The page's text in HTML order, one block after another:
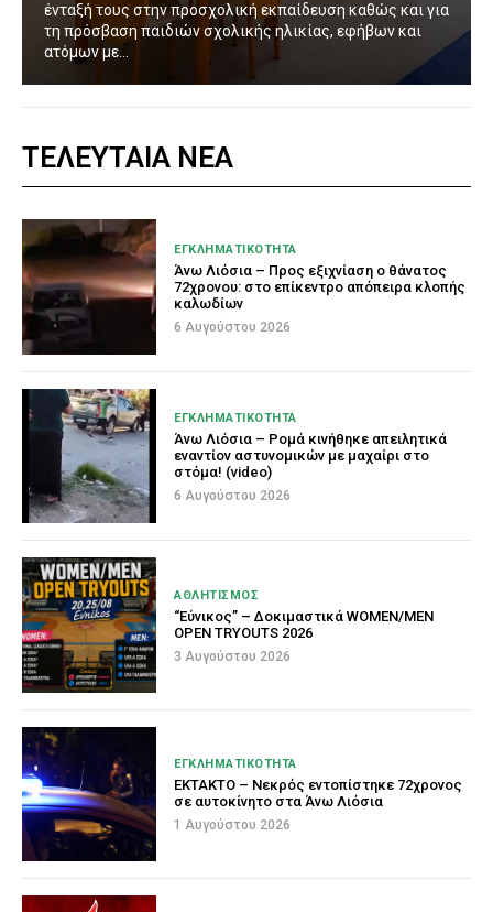
ένταξή τους στην προσχολική εκπαίδευση καθώς και για
τη πρόσβαση παιδιών σχολικής ηλικίας, εφήβων και
ατόμων με...
ΤΕΛΕΥΤΑΙΑ ΝΕΑ
ΕΓΚΛΗΜΑΤΙΚΟΤΗΤΑ
Άνω Λιόσια – Προς εξιχνίαση ο θάνατος
72χρονου: στο επίκεντρο απόπειρα κλοπής
καλωδίων
6 Αυγούστου 2026
ΕΓΚΛΗΜΑΤΙΚΟΤΗΤΑ
Άνω Λιόσια – Ρομά κινήθηκε απειλητικά
εναντίον αστυνομικών με μαχαίρι στο
στόμα! (video)
6 Αυγούστου 2026
ΑΘΛΗΤΙΣΜΟΣ
“Εύνικος” – Δοκιμαστικά WOMEN/MEN
OPEN TRYOUTS 2026
3 Αυγούστου 2026
ΕΓΚΛΗΜΑΤΙΚΟΤΗΤΑ
EKTAKTO – Νεκρός εντοπίστηκε 72χρονος
σε αυτοκίνητο στα Άνω Λιόσια
1 Αυγούστου 2026